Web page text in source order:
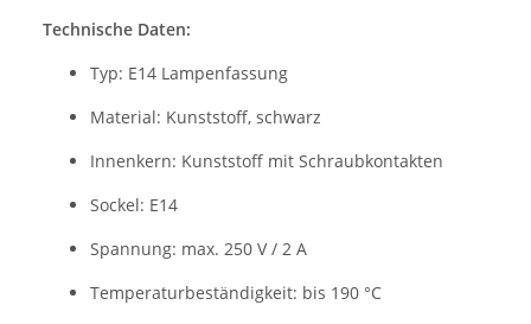
Technische Daten:
Typ: E14 Lampenfassung
Material: Kunststoff, schwarz
Innenkern: Kunststoff mit Schraubkontakten
Sockel: E14
Spannung: max. 250 V / 2 A
Temperaturbeständigkeit: bis 190 °C